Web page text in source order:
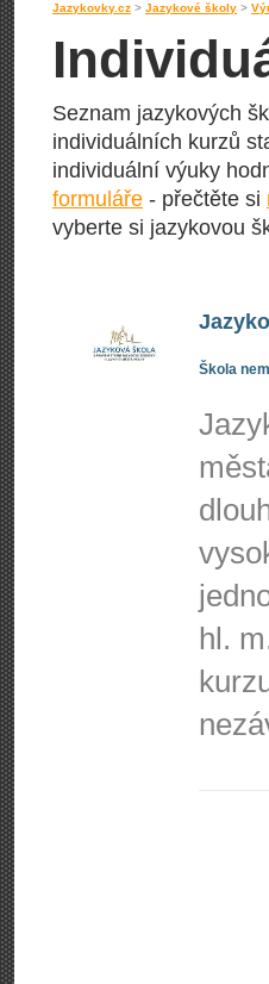
Jazykovky.cz > Jazykové školy >
Seznam jazykových
individuálních kurzů
individuální výuky
formuláře - přečtěte si
vyberte si jazykovou
Škola
hl.